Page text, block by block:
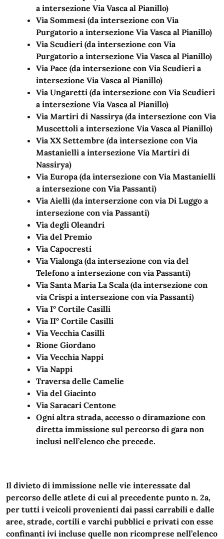
a intersezione Via Vasca al Pianillo)
Via Sommesi (da intersezione con Via
Purgatorio a intersezione Via Vasca al Pianillo)
Via Scudieri (da intersezione con Via
Purgatorio a intersezione Via Vasca al Pianillo)
Via Pace (da intersezione con Via Scudieri a
intersezione Via Vasca al Pianillo)
Via Ungaretti (da intersezione con Via Scudieri
a intersezione Via Vasca al Pianillo)
Via Martiri di Nassirya (da intersezione con Via
Muscettoli a intersezione Via Vasca al Pianillo)
Via XX Settembre (da intersezione con Via
Mastanielli a intersezione Via Martiri di
Nassirya)
Via Europa (da intersezione con Via Mastanielli
a intersezione con Via Passanti)
Via Aielli (da interserzione con via Di Luggo a
intersezione con via Passanti)
Via degli Oleandri
Via del Premio
Via Capocresti
Via Vialonga (da intersezione con via del
Telefono a intersezione con via Passanti)
Via Santa Maria La Scala (da intersezione con
via Crispi a intersezione con via Passanti)
Via I° Cortile Casilli
Via II° Cortile Casilli
Via Vecchia Casilli
Rione Giordano
Via Vecchia Nappi
Via Nappi
Traversa delle Camelie
Via del Giacinto
Via Saracari Centone
Ogni altra strada, accesso o diramazione con
diretta immissione sul percorso di gara non
inclusi nell’elenco che precede.
Il divieto di immissione nelle vie interessate dal
percorso delle atlete di cui al precedente punto n. 2a,
per tutti i veicoli provenienti dai passi carrabili e dalle
aree, strade, cortili e varchi pubblici e privati con esse
confinanti ivi incluse quelle non ricomprese nell’elenco